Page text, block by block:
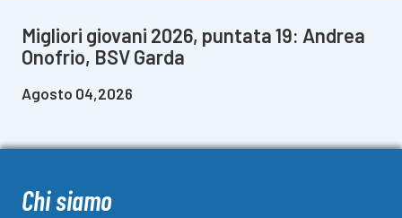
Migliori giovani 2026, puntata 19: Andrea
Onofrio, BSV Garda
Agosto 04,2026
Chi siamo